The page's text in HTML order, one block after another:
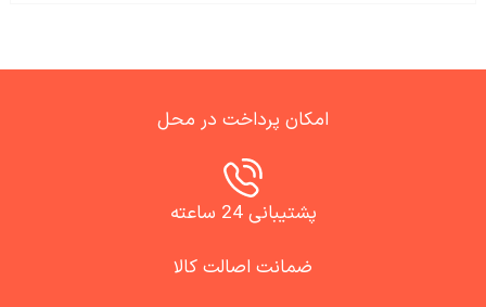
امکان پرداخت در محل
پشتیبانی 24 ساعته
ضمانت اصالت کالا